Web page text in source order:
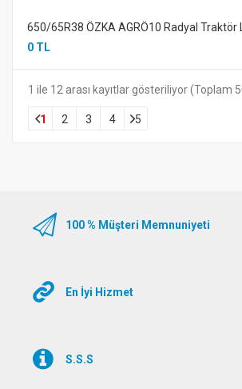
650/65R38 ÖZKA AGRÖ10 Radyal Traktör
0 TL
1 ile 12 arası kayıtlar gösteriliyor (Toplam
1 2 3 4 5
100 % Müşteri Memnuniyeti
En İyi Hizmet
S.S.S